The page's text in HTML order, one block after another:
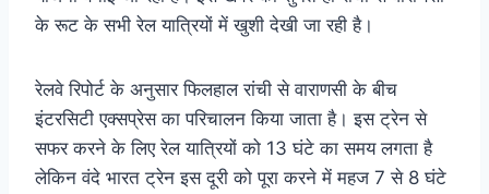
के रूट के सभी रेल यात्रियों में खुशी देखी जा रही है।
रेलवे रिपोर्ट के अनुसार फिलहाल रांची से वाराणसी के बीच
इंटरसिटी एक्सप्रेस का परिचालन किया जाता है। इस ट्रेन से
सफर करने के लिए रेल यात्रियों को 13 घंटे का समय लगता है
लेकिन वंदे भारत ट्रेन इस दूरी को पूरा करने में महज 7 से 8 घंटे